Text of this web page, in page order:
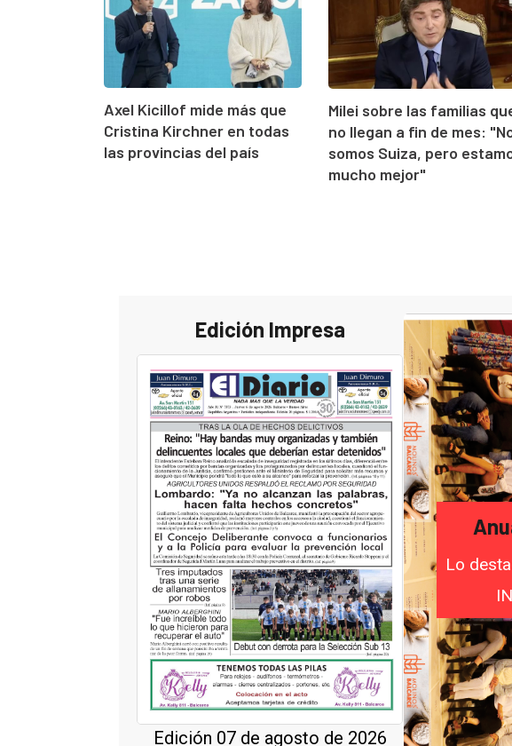
Axel Kicillof mide más que
Cristina Kirchner en todas
las provincias del país
Milei sobre las familias
no llegan a fin de mes:
somos Suiza, pero
mucho mejor"
Edición Impresa
Edición 07 de agosto de 2026
Lo